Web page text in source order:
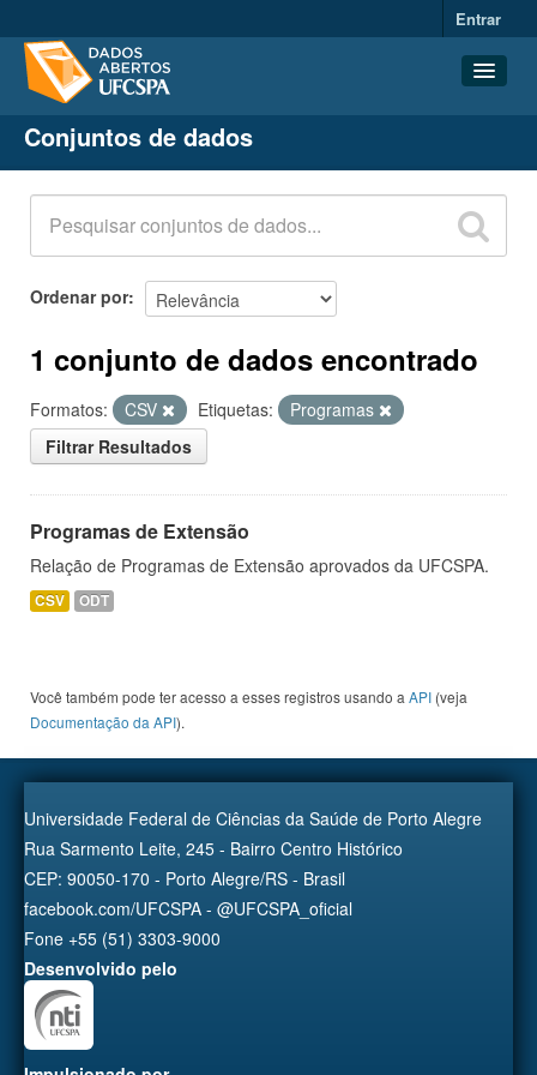
Entrar
Conjuntos de dados
Organizações
Grupos
Sobre
Conjuntos de dados
Ordenar por
1 conjunto de dados encontrado
Formatos: CSV Etiquetas:
Programas
Filtrar Resultados
Programas de Extensão
Relação de Programas de Extensão aprovados da UFCSPA.
CSV ODT
Você também pode ter acesso a esses registros usando a API (veja
Documentação da API).
Universidade Federal de Ciências da Saúde de Porto Alegre
Rua Sarmento Leite, 245 - Bairro Centro Histórico
CEP: 90050-170 - Porto Alegre/RS - Brasil
facebook.com/UFCSPA - @UFCSPA_oficial
Fone +55 (51) 3303-9000
Desenvolvido pelo